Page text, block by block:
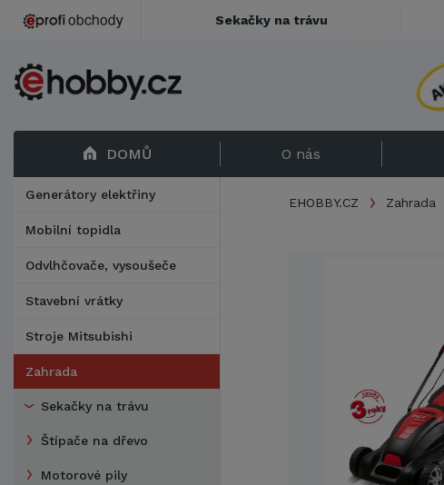
DOMŮ O nás
Generátory elektřiny
Mobilní topidla
Odvlhčovače, vysoušeče
Stavební vrátky
Stroje Mitsubishi
Zahrada
Sekačky na trávu
Štípače na dřevo
Motorové pily
EHOBBY.CZ Zahrada
Sekačky na trávu